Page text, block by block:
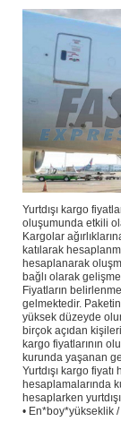
Yurtdışı kargo
oluşumunda etkili
Kargolar
katılarak
hesaplanarak
bağlı olarak
Fiyatların
gelmektedir.
yüksek düzeyde
birçok açıdan
kargo fiyatlarının
kurunda yaşanan
Yurtdışı kargo
hesaplamalarında
hesaplarken
• En*boy*yükseklik